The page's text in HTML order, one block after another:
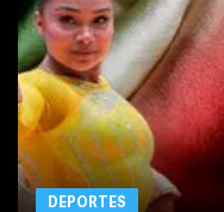
DEPORTES